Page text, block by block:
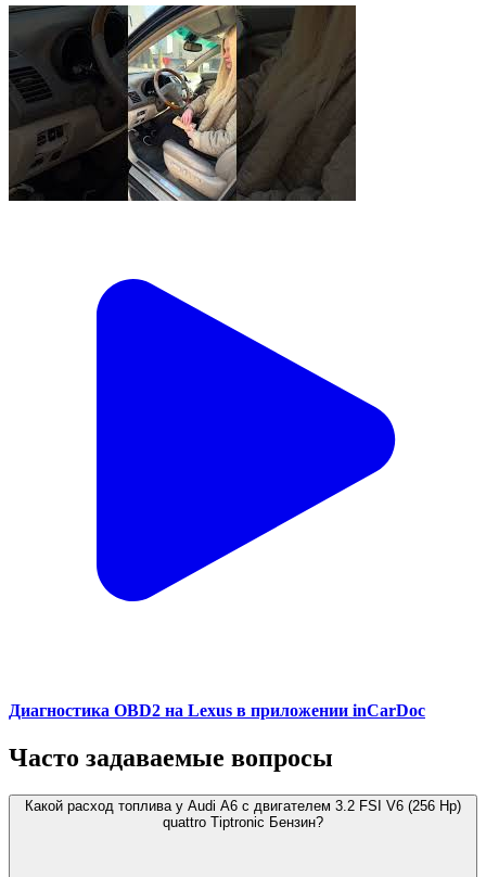
Диагностика OBD2 на Lexus в приложении inCarDoc
Часто задаваемые вопросы
Какой расход топлива у Audi A6 с двигателем 3.2 FSI V6 (256 Hp)
quattro Tiptronic Бензин?